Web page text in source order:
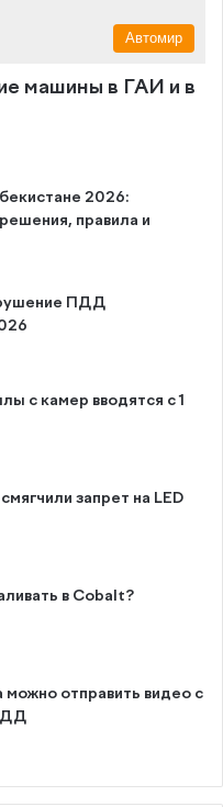
Автомир
машины в ГАИ и в
2026:
правила и
ПДД
с камер вводятся с 1
запрет на LED
в Cobalt?
можно отправить видео с